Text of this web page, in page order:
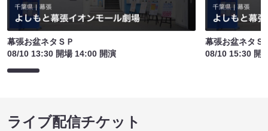
幕張お盆ネタＳＰ
08/10 13:30 開場 14:00 開演
幕張お盆ネタＳ
08/10 15:30 開
ライブ配信チケット